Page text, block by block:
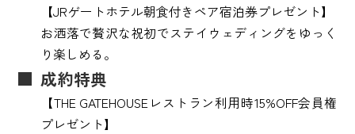
【JRゲートホテル朝食付きペア宿泊券プレゼント】
お洒落で贅沢な祝初でステイウェディングをゆっく
り楽しめる。
成約特典
【THE GATEHOUSEレストラン利用時15%OFF会員権
プレゼント】